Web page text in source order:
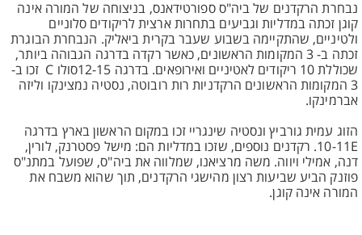
נבחרת הרקדנים של ביה"ס ספורטידאנס, בניצוחה של המורה אינה
קוגן זכתה במדליות וגביעים בתחרות ארצית לריקודים סלוניים
ולטיניים, שהתקיימה בשבוע שעבר בקרית ביאליק. הנבחרת הבוגרת
זכתה ב- 3 המקומות הראשונים, כאשר רקדה בדרגה הגבוהה ביותר,
שכוללת 10 ריקודים לאטיניים ואירופאים. בדרגה 12-15סולו C זכו ב-
3 המקומות הראשונים הרקדניות רות רובוטה, נסטיה נמצינקו וליזה
אברמינקו.
הזוג עמית גורביץ ונסטיה שינגריי זכו במקום הראשון בארץ בדרגה
10-11E. רקדנים נוספים, שזכו במדליות הם: מישל פסטרנק, לורין,
דנה, אמילי ויווה. משה מרציאנו, שמלווה את ביה"ס, שפועל במתנ"ס
פוזנק הביע שביעות רצון מהישגי הרקדנים, תוך שהוא משבח את
המורה אינה קוגן.